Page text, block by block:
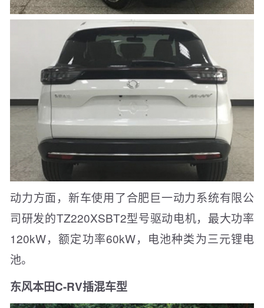
动力方面，新车使用了合肥巨一动力系统有限公
司研发的TZ220XSBT2型号驱动电机，最大功率
120kW，额定功率60kW，电池种类为三元锂电
池。
东风本田C-RV插混车型